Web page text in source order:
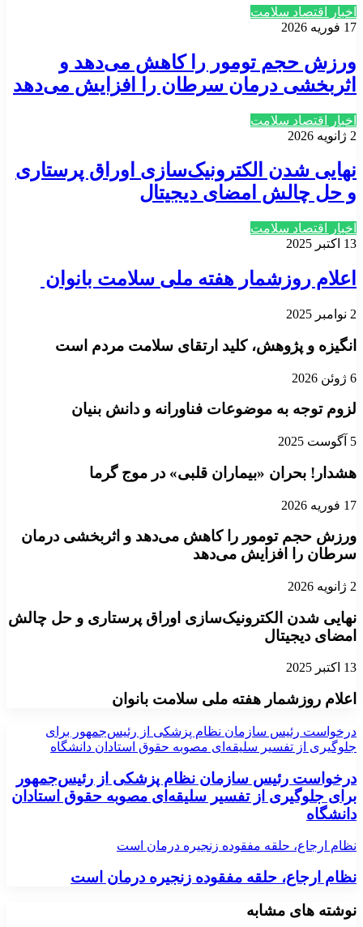
اخبار اقتصاد سلامت
17 فوریه 2026
ورزش حجم تومور را کاهش می‌دهد و
اثربخشی درمان سرطان را افزایش می‌دهد
اخبار اقتصاد سلامت
2 ژانویه 2026
نهایی‌ شدن الکترونیک‌سازی اوراق پرستاری
و حل چالش امضای دیجیتال
اخبار اقتصاد سلامت
13 اکتبر 2025
اعلام روزشمار هفته ملی سلامت بانوان
2 نوامبر 2025
انگیزه و پژوهش، کلید ارتقای سلامت مردم است
6 ژوئن 2026
لزوم توجه به موضوعات فناورانه و دانش بنیان
5 آگوست 2025
هشدار! بحران «بیماران قلبی» در موج گرما
17 فوریه 2026
ورزش حجم تومور را کاهش می‌دهد و اثربخشی درمان
سرطان را افزایش می‌دهد
2 ژانویه 2026
نهایی‌ شدن الکترونیک‌سازی اوراق پرستاری و حل چالش
امضای دیجیتال
13 اکتبر 2025
اعلام روزشمار هفته ملی سلامت بانوان
درخواست رئیس‌ سازمان نظام پزشکی از رئیس‌جمهور برای
جلوگیری از تفسیر سلیقه‌ای مصوبه حقوق استادان دانشگاه
درخواست رئیس‌ سازمان نظام پزشکی از رئیس‌جمهور
برای جلوگیری از تفسیر سلیقه‌ای مصوبه حقوق استادان
دانشگاه
نظام ارجاع، حلقه مفقوده زنجیره درمان است
نظام ارجاع، حلقه مفقوده زنجیره درمان است
نوشته های مشابه